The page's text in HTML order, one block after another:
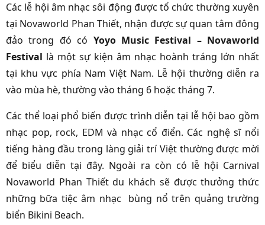
Các lễ hội âm nhạc sôi động được tổ chức thường xuyên
tại Novaworld Phan Thiết, nhận được sự quan tâm đông
đảo trong đó có Yoyo Music Festival – Novaworld
Festival là một sự kiện âm nhạc hoành tráng lớn nhất
tại khu vực phía Nam Việt Nam. Lễ hội thường diễn ra
vào mùa hè, thường vào tháng 6 hoặc tháng 7.
Các thể loại phổ biến được trình diễn tại lễ hội bao gồm
nhạc pop, rock, EDM và nhạc cổ điển. Các nghệ sĩ nổi
tiếng hàng đầu trong làng giải trí Việt thường được mời
để biểu diễn tại đây. Ngoài ra còn có lễ hội Carnival
Novaworld Phan Thiết du khách sẽ được thưởng thức
những bữa tiệc âm nhạc bùng nổ trên quảng trường
biển Bikini Beach.